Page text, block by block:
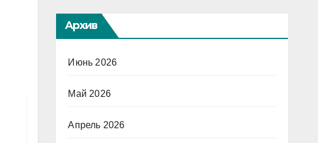
Архив
Июнь 2026
Май 2026
Апрель 2026